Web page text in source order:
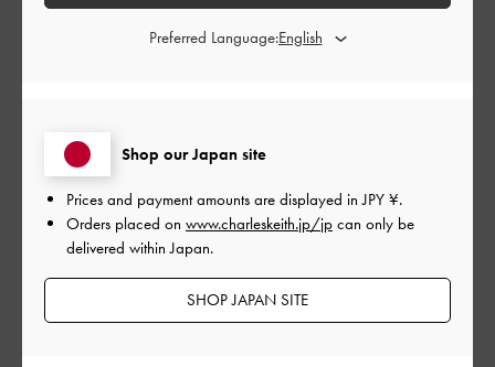
このレビューは役に立ちましたか？
ご利用者様
歩きやすくて可愛い◎
全体的にもちもちしていて、マジックテープで調節可能なので
歩きやすかったです。靴下やストッキングを履いてる状態での
Shop our Japan site
Prices and payment amounts are displayed inJPY ¥.
Orders placed on www.charleskeith.jp/jp can only be
delivered within Japan.
SHOP JAPAN SITE
Preferred Language: